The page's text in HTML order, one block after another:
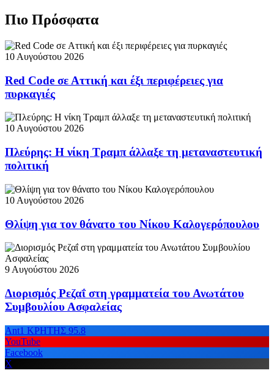
Πιο Πρόσφατα
10 Αυγούστου 2026
Red Code σε Αττική και έξι περιφέρειες για
πυρκαγιές
10 Αυγούστου 2026
Πλεύρης: Η νίκη Τραμπ άλλαξε τη μεταναστευτική
πολιτική
10 Αυγούστου 2026
Θλίψη για τον θάνατο του Νίκου Καλογερόπουλου
9 Αυγούστου 2026
Διορισμός Ρεζαΐ στη γραμματεία του Ανωτάτου
Συμβουλίου Ασφαλείας
Ant1 ΚΡΗΤΗΣ 95.8
YouTube
Facebook
X